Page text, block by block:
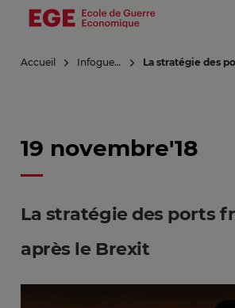
Aller
principal
Accueil Infoguerre La stratégie des
19 novembre'18
La stratégie des ports
après le Brexit